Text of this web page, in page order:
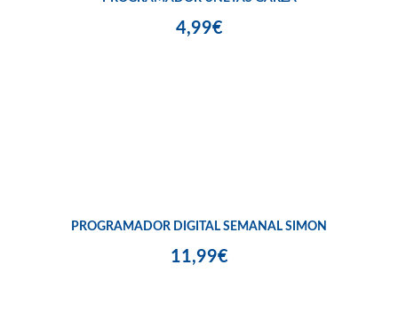
4,99€
PROGRAMADOR DIGITAL SEMANAL SIMON
11,99€